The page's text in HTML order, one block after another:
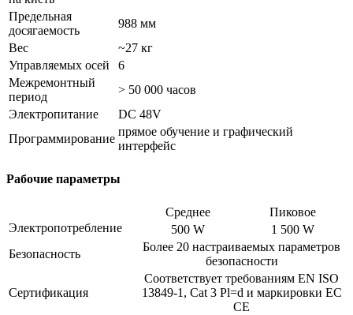
Предельная
досягаемость
988 мм
Вес
~27 кг
Управляемых осей
6
Межремонтный
период
> 50 000 часов
Электропитание
DC 48V
Программирование
прямое обучение и графический
интерфейс
Рабочие параметры
Электропотребление
Среднее
Пиковое
500 W
1 500 W
Безопасность
Более 20 настраиваемых параметров
безопасности
Сертификация
Соответствует требованиям EN ISO
13849-1, Cat 3 Pl=d и маркировки ЕС
CE